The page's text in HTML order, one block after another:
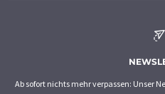
Ab sofort nichts mehr verpassen: Unser